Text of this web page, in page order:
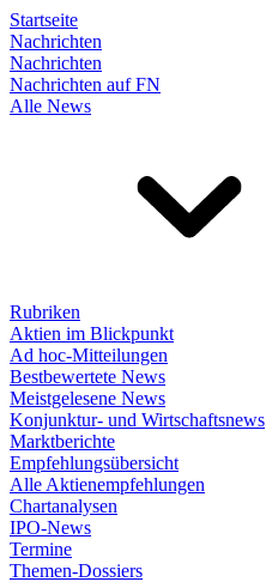
Startseite
Nachrichten
Nachrichten
Nachrichten auf FN
Alle News
Rubriken
Aktien im Blickpunkt
Ad hoc-Mitteilungen
Bestbewertete News
Meistgelesene News
Konjunktur- und Wirtschaftsnews
Marktberichte
Empfehlungsübersicht
Alle Aktienempfehlungen
Chartanalysen
IPO-News
Termine
Themen-Dossiers